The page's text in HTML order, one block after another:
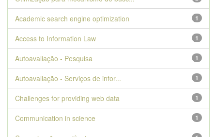
1
Academic search engine optimization
1
Access to Information Law
1
Autoavaliação - Pesquisa
1
Autoavaliação - Serviços de infor...
1
Challenges for providing web data
1
Communication in science